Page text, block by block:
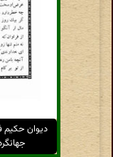
دیوان حکیم